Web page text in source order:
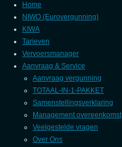
Home
NIWO (Eurovergunning)
KIWA
Tarieven
Vervoersmanager
Aanvraag & Service
Aanvraag vergunning
TOTAAL-IN-1-PAKKET
Samenstellingsverklaring
Management overeenkomst
Veelgestelde vragen
Over Ons